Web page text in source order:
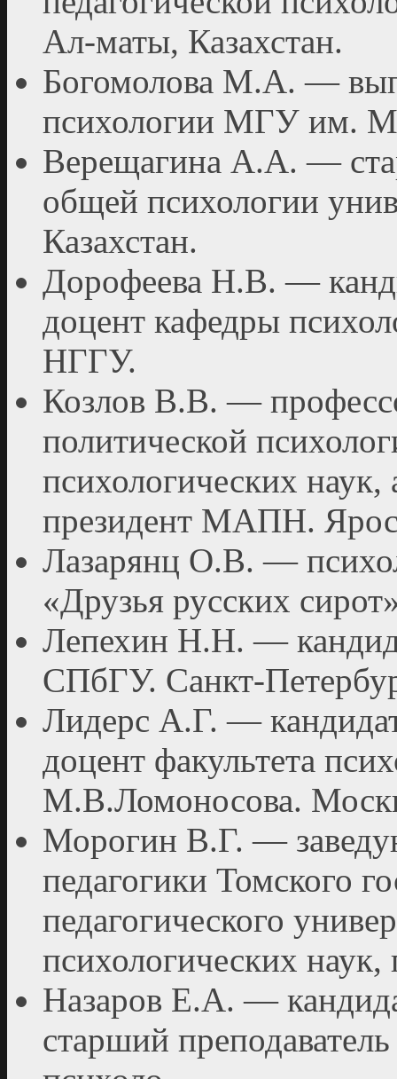
Ал-маты, Казахстан.
Богомолова М.А. —
психологии МГУ им.
Верещагина А.А. —
общей психологии
Казах­стан.
Дорофеева Н.В. —
доцент кафедры
НГГУ.
Козлов В.В. —
политической
психологических
президент МАПН.
Лазарянц О.В. —
«Друзья русских
Лепехин Н.Н. —
СПбГУ. Санкт-
Лидерс А.Г. —
доцент факультета
М.В.Ломоносова.
Морогин В.Г. —
педагогики Томского
педагогического
психологических
Назаров Е.А. —
старший